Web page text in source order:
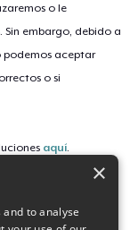
o le
Sin embargo, debido a
podemos aceptar
o si
aquí
×
to analyse